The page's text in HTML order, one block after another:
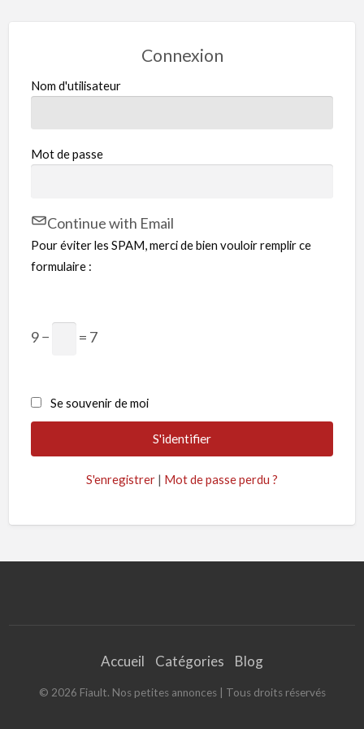
Connexion
Nom d'utilisateur
Mot de passe
Continue with Email
Pour éviter les SPAM, merci de bien vouloir remplir ce
formulaire :
9 − = 7
Se souvenir de moi
S'enregistrer | Mot de passe perdu ?
Accueil Catégories Blog
© 2026 Fiault. Nos petites annonces| Tous droits réservés